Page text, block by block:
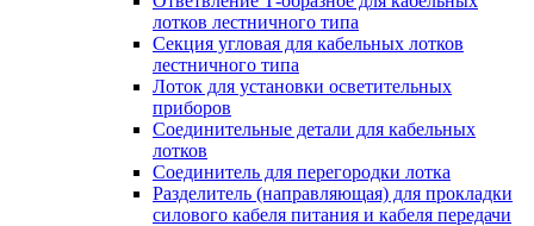
лотков лестничного типа
Секция угловая для кабельных лотков
лестничного типа
Лоток для установки осветительных
приборов
Соединительные детали для кабельных
лотков
Соединитель для перегородки лотка
Разделитель (направляющая) для прокладки
силового кабеля питания и кабеля передачи